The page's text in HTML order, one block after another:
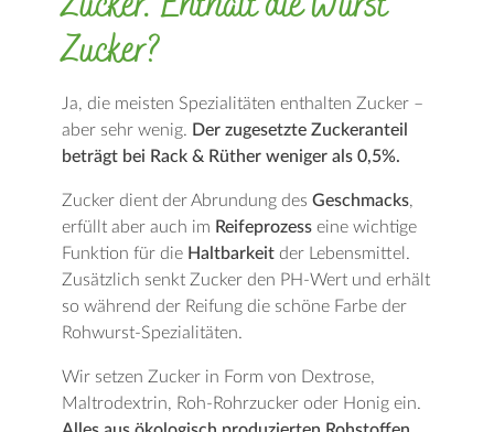
Fachgeschäfte
Häufige Fragen
Zucker?
Ja, die meisten Spezialitäten enthalten Zucker –
aber sehr wenig. Der zugesetzte Zuckeranteil
beträgt bei Rack & Rüther weniger als 0,5%.
Zucker dient der Abrundung des Geschmacks,
erfüllt aber auch im Reifeprozesseine wichtige
Funktion für die Haltbarkeitder Lebensmittel.
Zusätzlich senkt Zucker den PH-Wert und erhält
so während der Reifung die schöne Farbe der
Rohwurst-Spezialitäten.
Wir setzen Zucker in Form von Dextrose,
Maltrodextrin, Roh-Rohrzucker oder Honig ein.